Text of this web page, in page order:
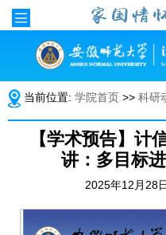
当前位置: 学院首页 >> 科研
【学术预告】计
讲：多目标
2025年12月28